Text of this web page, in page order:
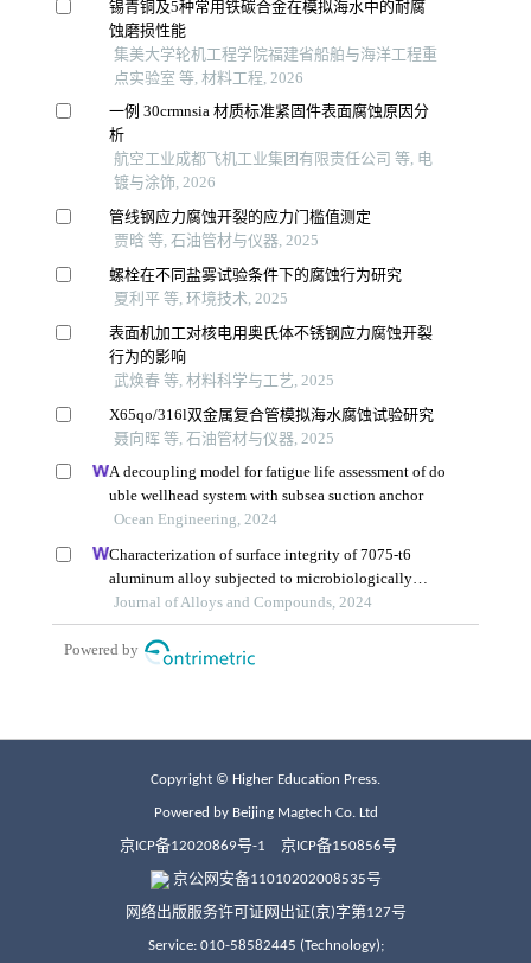
Copyright © Higher Education Press.
Powered by Beijing Magtech Co. Ltd
京ICP备12020869号-1 京ICP备150856号
京公网安备11010202008535号
网络出版服务许可证网出证(京)字第127号
Service: 010-58582445 (Technology);